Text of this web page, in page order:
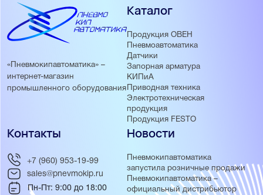
«Пневмокипавтоматика» –
интернет-магазин
промышленного оборудования
Каталог
Продукция ОВЕН
Пневмоавтоматика
Датчики
Запорная арматура
КИПиА
Приводная техника
Электротехническая
продукция
Продукция FESTO
Новости
Пневмокипавтоматика
запустила розничные продажи
Пневмокипавтоматика –
официальный дистрибьютор
Контакты
+7 (960) 953-19-99
sales@pnevmokip.ru
Пн-Пт: 9:00 до 18:00